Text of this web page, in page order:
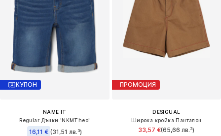
КУПОН
NAME IT
Regular Дънки 'NKMTheo'
16,11 € (31,51 лв.³)
ПРОМОЦИЯ
DESIGUAL
Широка кройка Панталон
33,57 €(65,66 лв.³)